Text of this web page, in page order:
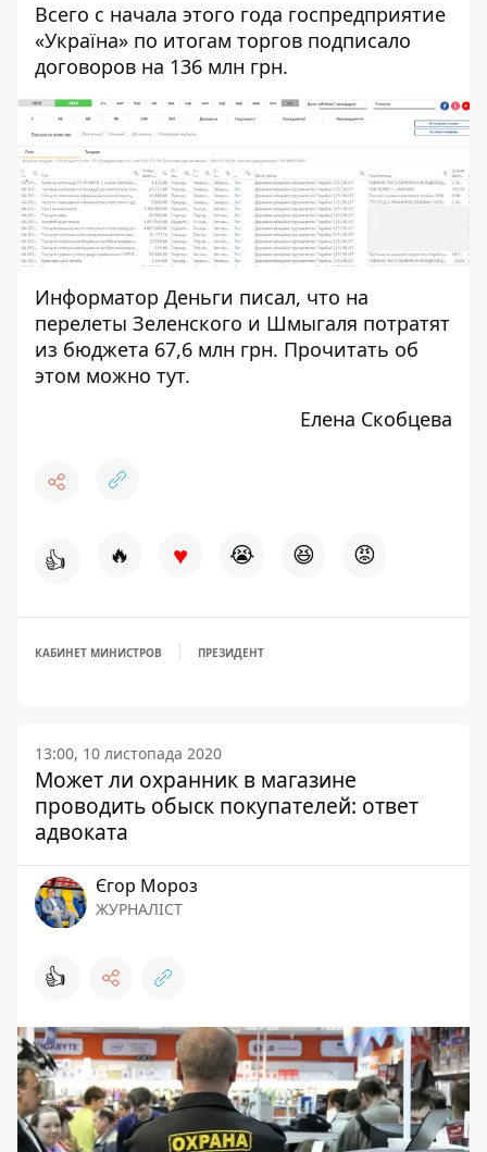
Всего с начала этого года госпредприятие
«Україна» по итогам торгов подписало
договоров на 136 млн грн.
Информатор Деньги писал, что на
перелеты Зеленского и Шмыгаля потратят
из бюджета 67,6 млн грн. Прочитать об
этом можно тут.
Елена Скобцева
👍 🔥 ♥ 😭 😆 😡
КАБИНЕТ МИНИСТРОВ ПРЕЗИДЕНТ
13:00, 10 листопада 2020
Может ли охранник в магазине
проводить обыск покупателей: ответ
адвоката
Єгор Мороз
ЖУРНАЛІСТ
👍